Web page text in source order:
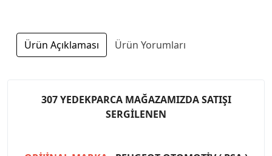
Ürün Açıklaması Ürün Yorumları
307 YEDEKPARCA MAĞAZAMIZDA SATIŞI
SERGİLENEN